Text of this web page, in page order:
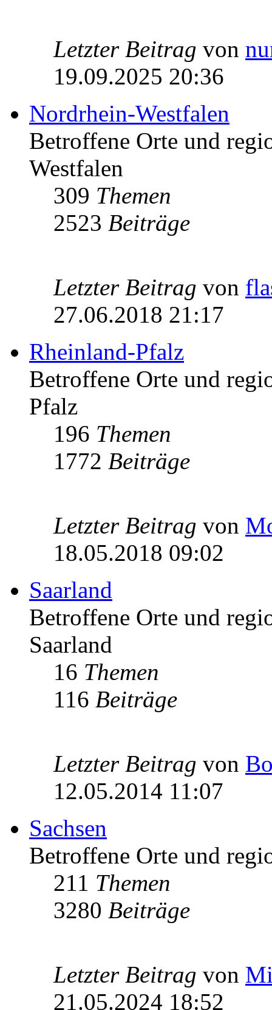
Letzter Beitrag von
19.09.2025 20:36
Nordrhein-Westfalen
Betroffene Orte und
Westfalen
309 Themen
2523 Beiträge
Letzter Beitrag von
27.06.2018 21:17
Rheinland-Pfalz
Betroffene Orte und
Pfalz
196 Themen
1772 Beiträge
Letzter Beitrag von
18.05.2018 09:02
Saarland
Betroffene Orte und
Saarland
16 Themen
116 Beiträge
Letzter Beitrag von
12.05.2014 11:07
Sachsen
Betroffene Orte und
211 Themen
3280 Beiträge
Letzter Beitrag von
21.05.2024 18:52